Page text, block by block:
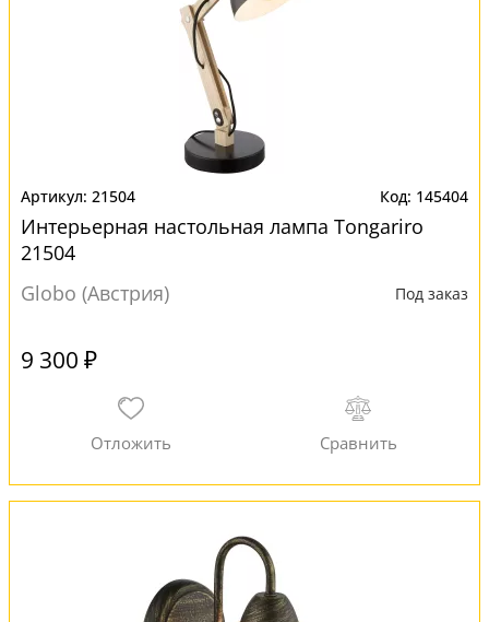
21504 145404
Интерьерная настольная лампа Tongariro
21504
Globo (Австрия)
Под заказ
9 300 ₽